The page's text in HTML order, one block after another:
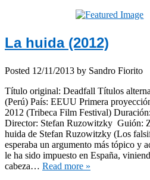
La huida (2012)
Posted 12/11/2013 by Sandro Fiorito
Título original: Deadfall Títulos
(Perú) País: EEUU Primera
2012 (Tribeca Film Festival)
Director: Stefan Ruzowitzky Guión:
huida de Stefan Ruzowitzky (Los
esperaba un argumento más tópico y
le ha sido impuesto en España,
cabeza… Read more »